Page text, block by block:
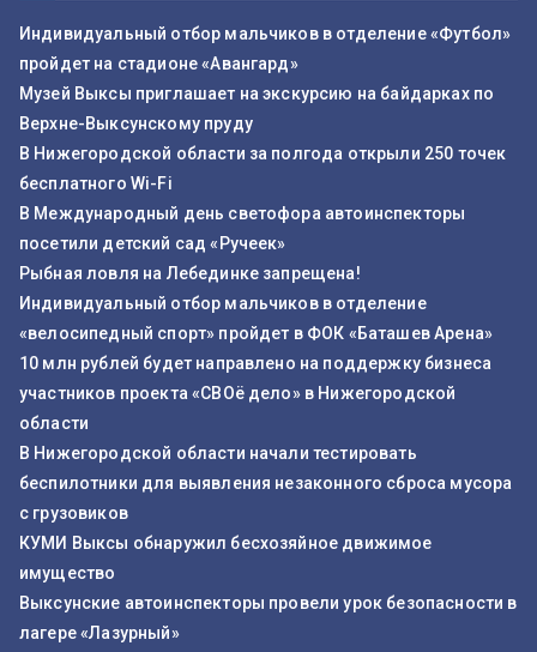
Индивидуальный отбор мальчиков в отделение «Футбол»
пройдет на стадионе «Авангард»
Музей Выксы приглашает на экскурсию на байдарках по
Верхне-Выксунскому пруду
В Нижегородской области за полгода открыли 250 точек
бесплатного Wi-Fi
В Международный день светофора автоинспекторы
посетили детский сад «Ручеек»
Рыбная ловля на Лебединке запрещена!
Индивидуальный отбор мальчиков в отделение
«велосипедный спорт» пройдет в ФОК «Баташев Арена»
10 млн рублей будет направлено на поддержку бизнеса
участников проекта «СВОё дело» в Нижегородской
области
В Нижегородской области начали тестировать
беспилотники для выявления незаконного сброса мусора
с грузовиков
КУМИ Выксы обнаружил бесхозяйное движимое
имущество
Выксунские автоинспекторы провели урок безопасности в
лагере «Лазурный»